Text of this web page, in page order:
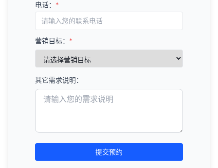
电话： *
营销目标： *
其它需求说明：
提交预约